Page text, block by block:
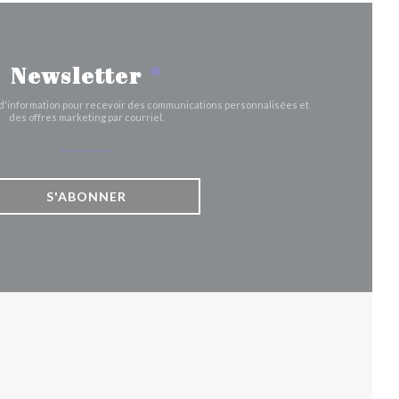
Newsletter *
pour recevoir des communications personnalisées et
des offres marketing par courriel.
S'ABONNER
FENÊTRE))